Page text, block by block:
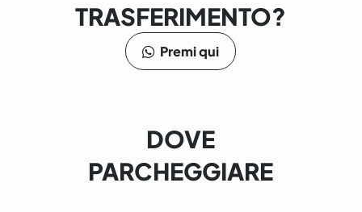
TRASFERIMENTO?
Premi qui
DOVE
PARCHEGGIARE